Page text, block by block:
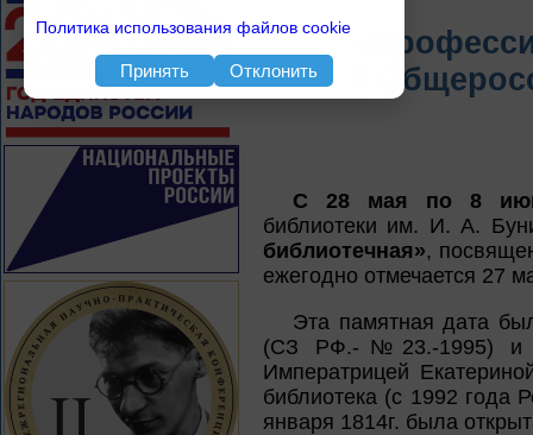
К
С 28 мая по 8
библиотеки им. И. А.
библиотечная»,
ежегодно отмечается 27
Эта памятная дата
(СЗ РФ.-№23.-1995) и
Императрицей
библиотека (с 1992 года
января 1814г. была
Политика использования файлов cookie
Принять Отклонить